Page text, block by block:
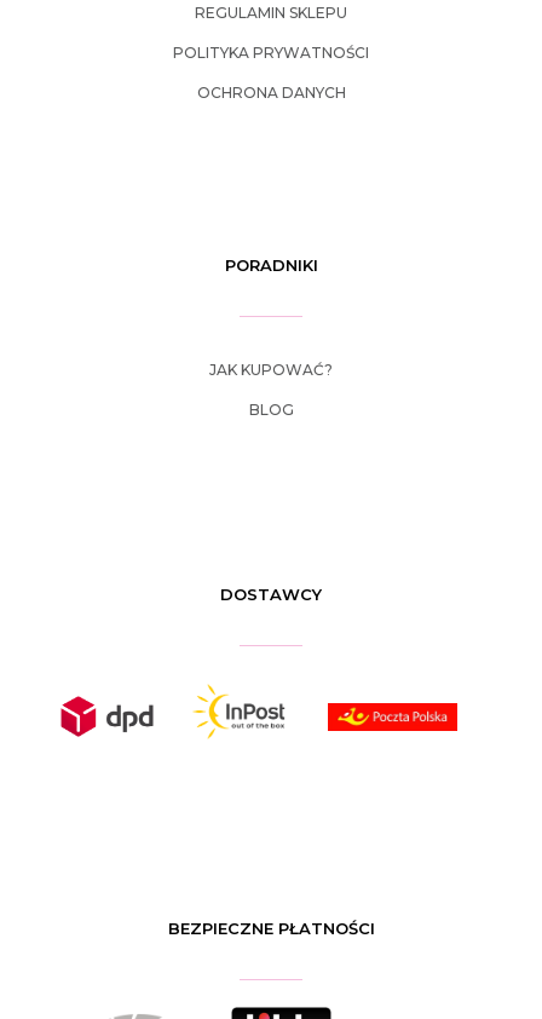
REGULAMIN SKLEPU
POLITYKA PRYWATNOŚCI
OCHRONA DANYCH
PORADNIKI
JAK KUPOWAĆ?
BLOG
DOSTAWCY
BEZPIECZNE PŁATNOŚCI